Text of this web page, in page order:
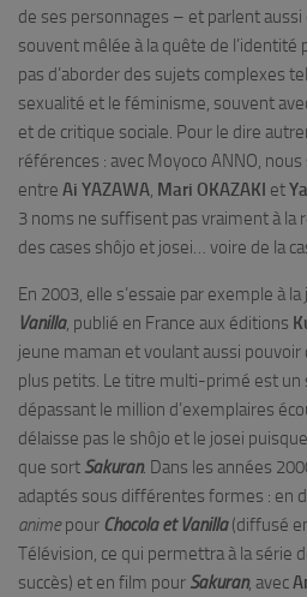
de ses personnages – et parlent aussi
souvent mêlée à la quête de
pas d’aborder des sujets complexes
sexualité et le féminisme, souvent
et de critique sociale. Pour le dire
références : avec Moyoco ANNO,
entre Ai YAZAWA, Mari OKAZAKI et
3 noms ne suffisent pas vraiment à la
des cases shôjo et josei… voire de la
En 2003, elle s’essaie par exemple à
Vanilla, publié en France aux éditions
jeune maman et voulant aussi pouvoir
plus petits. Le titre multi-primé est un
dépassant le million d’exemplaires
délaisse pas le shôjo et le josei
que sort Sakuran. Dans les années
adaptés sous différentes formes : en
animepour Chocola et Vanilla(diffusé
Télévision, ce qui permettra à la série
succès) et en film pour Sakuran, avec